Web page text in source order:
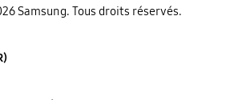
Samsung. Tous droits réservés.